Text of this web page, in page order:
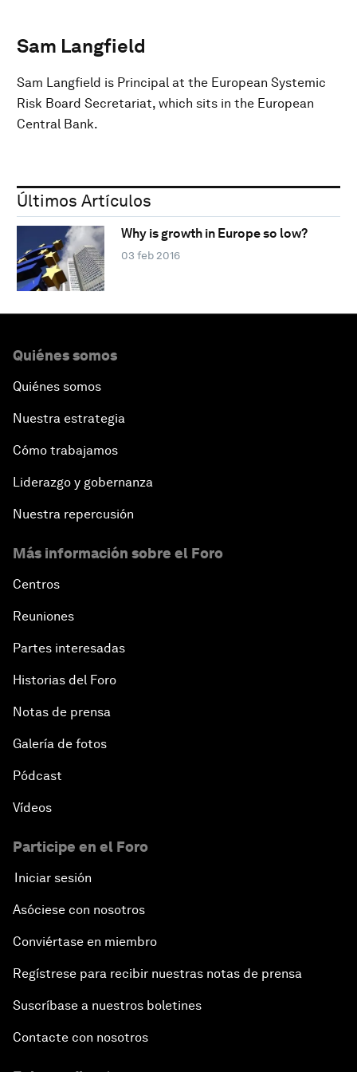
Sam Langfield
Sam Langfield is Principal at the European Systemic
Risk Board Secretariat, which sits in the European
Central Bank.
Últimos Artículos
Why is growth in Europe so low?
03 feb 2016
Quiénes somos
Quiénes somos
Nuestra estrategia
Cómo trabajamos
Liderazgo y gobernanza
Nuestra repercusión
Más información sobre el Foro
Centros
Reuniones
Partes interesadas
Historias del Foro
Notas de prensa
Galería de fotos
Pódcast
Vídeos
Participe en el Foro
Iniciar sesión
Asóciese con nosotros
Conviértase en miembro
Regístrese para recibir nuestras notas de prensa
Suscríbase a nuestros boletines
Contacte con nosotros